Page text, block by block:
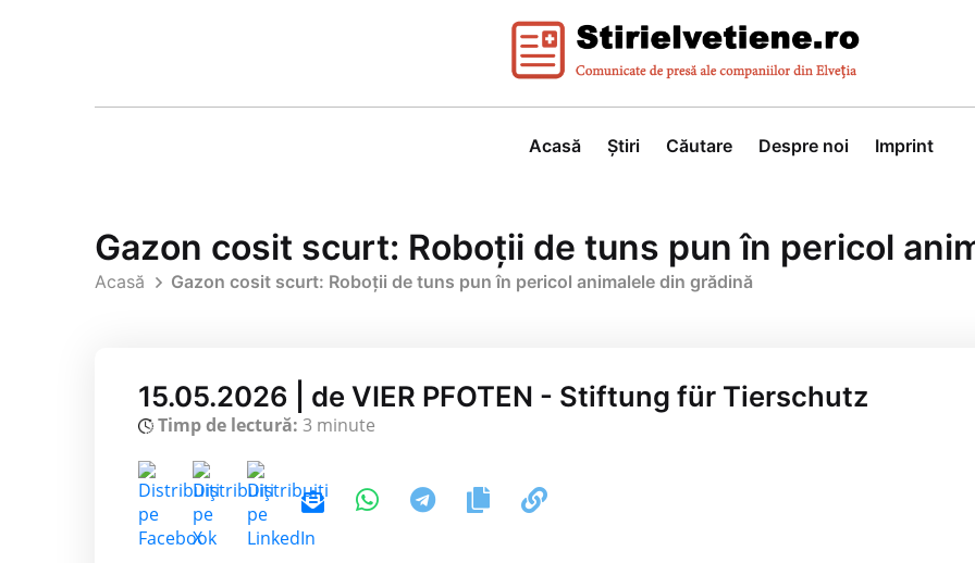
Acasă Știri Căutare Despre noi Imprint
Gazon cosit scurt: Roboții de tuns pun în pericol
Acasă Gazon cosit scurt: Roboții de tuns pun în pericol animalele din grădină
15.05.2026 | de VIER PFOTEN - Stiftung für Tierschutz
Timp de lectură: 3 minute